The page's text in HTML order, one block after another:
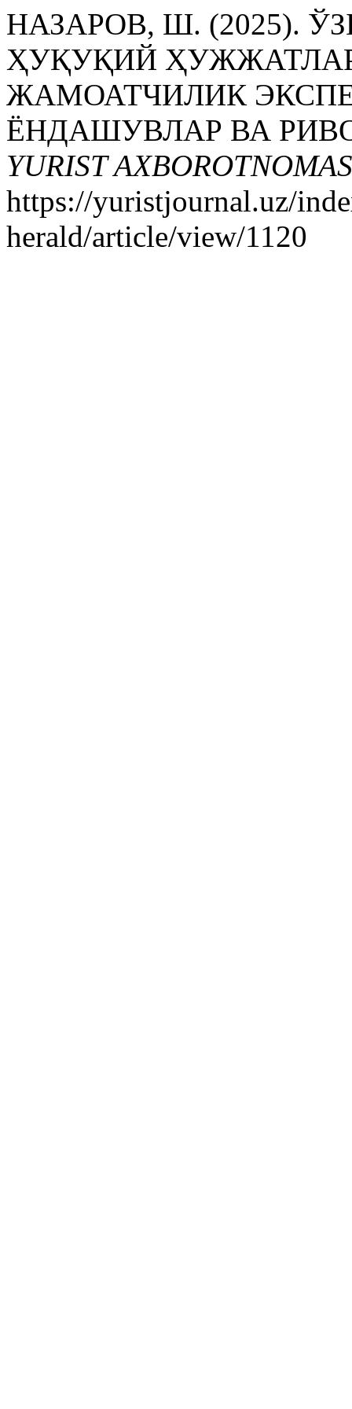
НАЗАРОВ, Ш. (2025).
ҲУҚУҚИЙ
ЖАМОАТЧИЛИК
ЁНДАШУВЛАР ВА
YURIST
https://yuristjournal.uz/
herald/article/view/1120